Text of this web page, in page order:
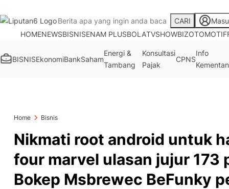
CARI
HOMENEWSBISNISENAM PLUSBOLATVSHOWBIZOTOMOTIF
BISNISEkonomiBankSaham
Energi &
Tambang
Konsultasi
Pajak
CPNS
Info
Kementan
Home Bisnis
Nikmati root android untuk
four marvel ulasan jujur 173
Bokep Msbrewec BeFunky